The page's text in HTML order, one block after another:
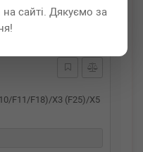
сайті. Дякуємо за
F11/F18)/X3 (F25)/X5